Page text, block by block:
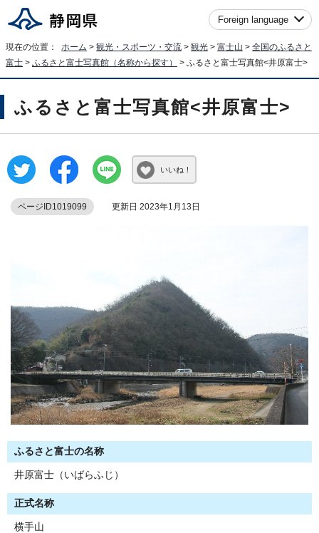
Foreign language
現在の位置： ホーム > 観光・スポーツ・交流 > 観光 > 富士山 > 全国のふるさと
富士 > ふるさと富士写真館（名称から探す） > ふるさと富士写真館<井原富士>
ふるさと富士写真館<井原富士>
いいね！
ページID1019099 更新日 2023年1月13日
ふるさと富士の名称
井原富士（いばらふじ）
正式名称
横手山